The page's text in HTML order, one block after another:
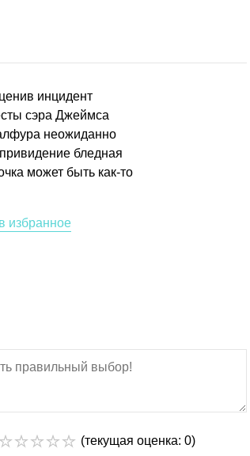
инцидент
сэра Джеймса
неожиданно
бледная
может быть как-то
(текущая оценка: 0)